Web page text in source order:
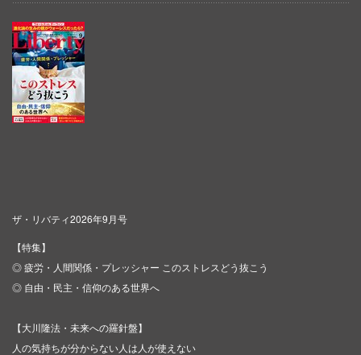
ザ・リバティ2026年9月号
【特集】
◎ 疲労・人間関係・プレッシャー このストレスどう抜こう
◎ 自由・民主・信仰のある世界へ
【大川隆法・未来への羅針盤】
人の気持ちが分からない人は人が使えない